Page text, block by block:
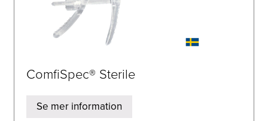
ComfiSpec® Sterile
Se mer information